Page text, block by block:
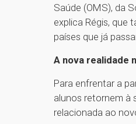
Saúde (OMS), da
explica Régis, que
países que já
A nova realidade
Para enfrentar a
alunos retornem à
relacionada ao